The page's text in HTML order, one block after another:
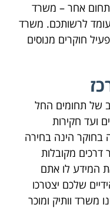
אחר – משרד
עומד לרשותכם. משרד
חוקרים מנוסים
של תחומים החל
ועד חקירות
בחוקר הינה בחירה
מקובלות
המידע לו אתם
שלכם יצטרכו
משרד וותיק ומוכר